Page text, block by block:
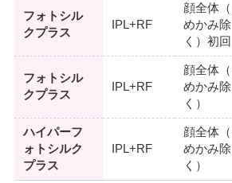
フォトシル
クプラス
IPL+RF
顔全体（
めかみ除
く）初回
フォトシル
クプラス
IPL+RF
顔全体（
めかみ除
く）
ハイパーフ
ォトシルク
プラス
IPL+RF
顔全体（
めかみ除
く）